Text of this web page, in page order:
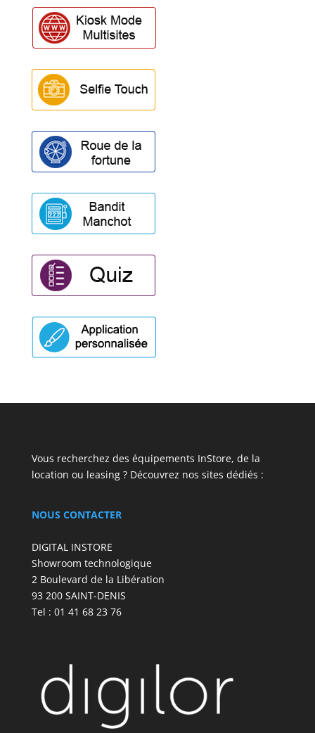
Vous recherchez des équipements InStore, de la
location ou leasing ? Découvrez nos sites dédiés :
NOUS CONTACTER
DIGITAL INSTORE
Showroom technologique
2 Boulevard de la Libération
93 200 SAINT-DENIS
Tel : 01 41 68 23 76